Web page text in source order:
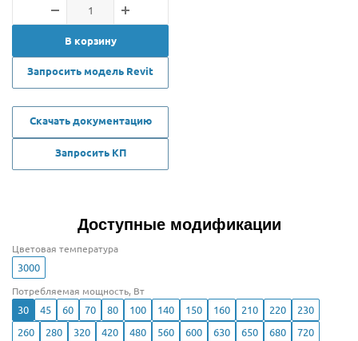
В корзину
Запросить модель Revit
Скачать документацию
Запросить КП
Доступные модификации
Цветовая температура
3000
Потребляемая мощность, Вт
30 45 60 70 80 100 140 150 160 210 220
230
260
280 320 420 480 560 600 630 650 680 720